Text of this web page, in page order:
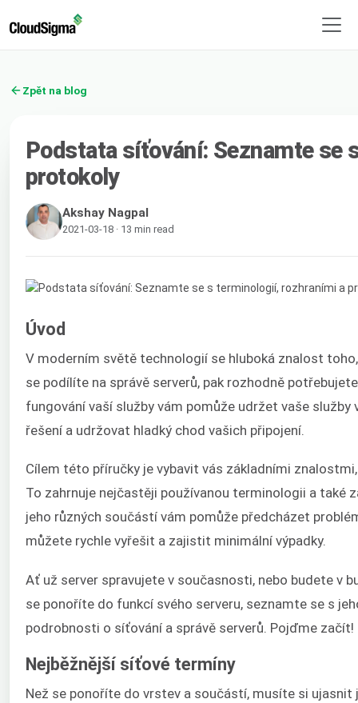
Zpět na blog
Podstata síťování: Seznamte se
protokoly
Akshay Nagpal
2021-03-18 · 13 min read
Úvod
V moderním světě technologií se hluboká znalost
se podílíte na správě serverů, pak rozhodně
fungování vaší služby vám pomůže udržet vaše
řešení a udržovat hladký chod vašich připojení.
Cílem této příručky je vybavit vás základními
To zahrnuje nejčastěji používanou terminologii a také
jeho různých součástí vám pomůže předcházet
můžete rychle vyřešit a zajistit minimální výpadky.
Ať už server spravujete v současnosti, nebo budete v
se ponoříte do funkcí svého serveru, seznamte se s
podrobnosti o síťování a správě serverů. Pojďme začít!
Nejběžnější síťové termíny
Než se ponoříte do vrstev a součástí, musíte si